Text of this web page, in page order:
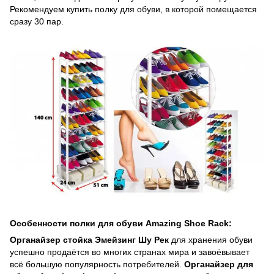
Рекомендуем купить полку для обуви, в которой помещается
сразу 30 пар.
Особенности полки для обуви Amаzing Shoe Rack:
Органайзер стойка Эмейзинг Шу Рек для хранения обуви
успешно продаётся во многих странах мира и завоёвывает
всё большую популярность потребителей. Органайзер для